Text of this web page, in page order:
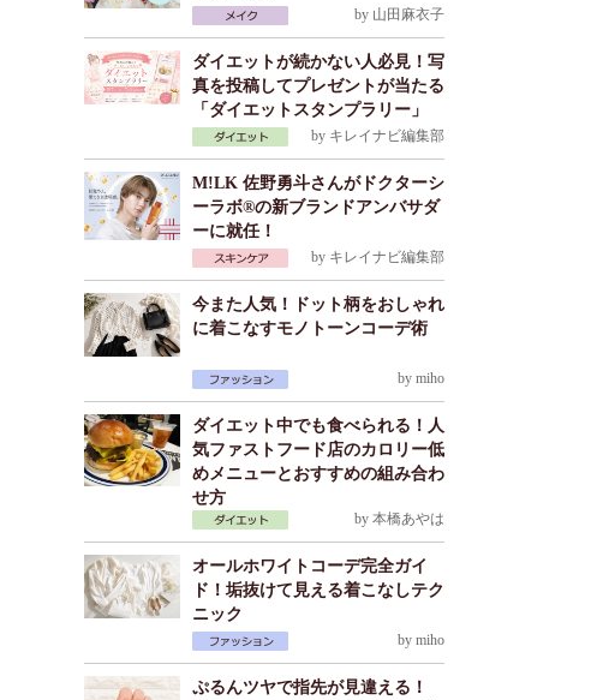
by 山田麻衣子
ダイエットが続かない人必見！写
真を投稿してプレゼントが当たる
「ダイエットスタンプラリー」
by キレイナビ編集部
M!LK 佐野勇斗さんがドクターシ
ーラボ®の新ブランドアンバサダ
ーに就任！
by キレイナビ編集部
今また人気！ドット柄をおしゃれ
に着こなすモノトーンコーデ術
by miho
ダイエット中でも食べられる！人
気ファストフード店のカロリー低
めメニューとおすすめの組み合わ
せ方
by 本橋あやは
オールホワイトコーデ完全ガイ
ド！垢抜けて見える着こなしテク
ニック
by miho
ぷるんツヤで指先が見違える！